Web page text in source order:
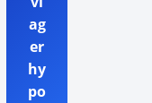
ag
er
hy
po